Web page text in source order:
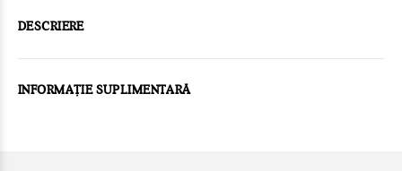
DESCRIERE
INFORMAȚIE SUPLIMENTARĂ